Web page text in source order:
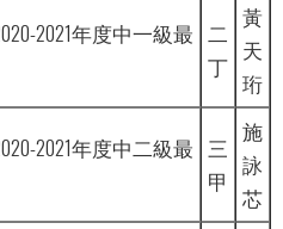
2021年度中一級最 二
丁
黃
天
珩
2021年度中二級最 三
甲
施
詠
芯